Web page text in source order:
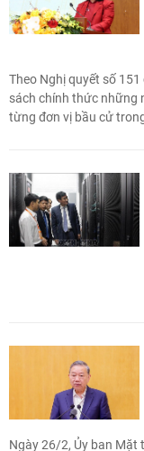
Theo Nghị quyết số
sách chính thức những
từng đơn vị bầu cử
quốc Việt Nam ứng cử
Ngày 26/2, Ủy ban Mặt